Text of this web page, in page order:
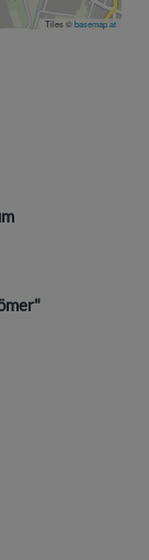
Tiles ©basemap.at